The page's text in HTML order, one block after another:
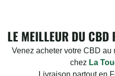
LE MEILLEUR DU CBD
Venez acheter votre CBD
chez La
Livraison partout en